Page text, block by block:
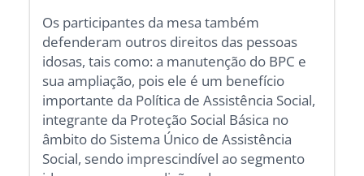
Os participantes da mesa também
defenderam outros direitos das pessoas
idosas, tais como: a manutenção do BPC e
sua ampliação, pois ele é um benefício
importante da Política de Assistência Social,
integrante da Proteção Social Básica no
âmbito do Sistema Único de Assistência
Social, sendo imprescindível ao segmento